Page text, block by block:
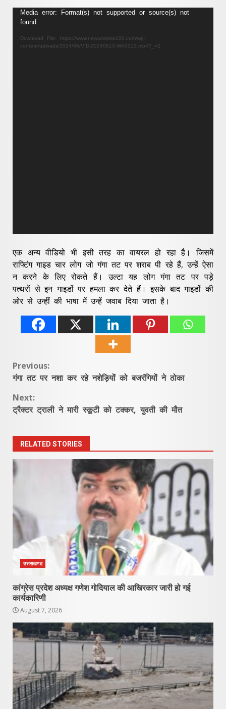
Video
Player
Media error: Format(s) not supported or source(s) not
found
Download File: https://www.newsdastak100.com/wp-
content/uploads/2024/06/VID-20240610-WA0013.mp4?_=2
एक अन्य वीडियो भी इसी तरह का वायरल हो रहा है। जिसमें
राफ्टिंग गाइड चार लोग जो गंगा तट पर शराब पी रहे हैं, उन्हें ऐसा
न करने के लिए रोकते हैं। उल्टा यह लोग गंगा तट पर पड़े
पत्थरों से इन गाइडों पर हमला कर देते हैं। इसके बाद गाइडों की
ओर से उन्हीं की भाषा में उन्हें जवाब दिया जाता है।
Continue
Previous:
गंगा तट पर नशा कर रहे नशेड़ियों को बजरंगियों ने ठोका
Next:
ट्रैक्टर ट्राली ने मारी स्कूटी को टक्कर, युवती की मौत
RELATED STORIES
उत्तराखण्ड
कांग्रेस प्रदेश अध्यक्ष गणेश गोदियाल की आखिरकार जारी हो गई
कार्यकारिणी
August 7, 2026